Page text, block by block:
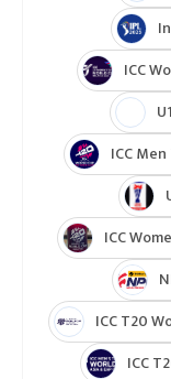
ICC
ICC
ICC
ICC T20
ICC